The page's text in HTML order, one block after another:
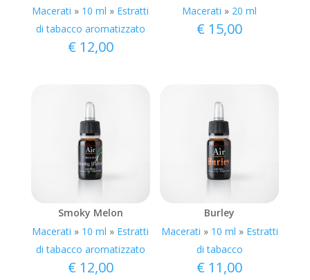
Macerati » 10 ml » Estratti
di tabacco aromatizzato
€ 12,00
Macerati » 20 ml
€ 15,00
Smoky Melon
Macerati » 10 ml » Estratti
di tabacco aromatizzato
€ 12,00
Burley
Macerati » 10 ml » Estratti
di tabacco
€ 11,00